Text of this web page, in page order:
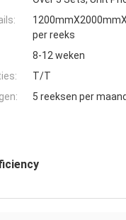
per reeks
8-12 weken
T/T
5 reeksen per maand